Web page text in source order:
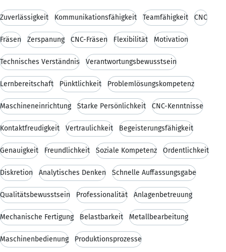
Zuverlässigkeit Kommunikationsfähigkeit Teamfähigkeit CNC
Fräsen Zerspanung CNC-Fräsen Flexibilität Motivation
Technisches Verständnis Verantwortungsbewusstsein
Lernbereitschaft Pünktlichkeit Problemlösungskompetenz
Maschineneinrichtung Starke Persönlichkeit CNC-Kenntnisse
Kontaktfreudigkeit Vertraulichkeit Begeisterungsfähigkeit
Genauigkeit Freundlichkeit Soziale Kompetenz Ordentlichkeit
Diskretion Analytisches Denken Schnelle Auffassungsgabe
Qualitätsbewusstsein Professionalität Anlagenbetreuung
Mechanische Fertigung Belastbarkeit Metallbearbeitung
Maschinenbedienung Produktionsprozesse